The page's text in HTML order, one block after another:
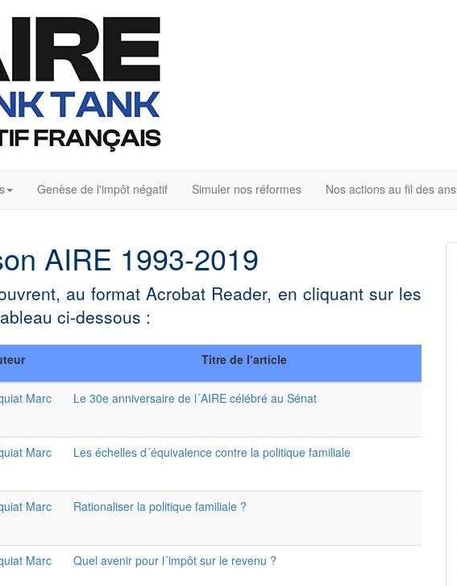
Genèse de l'impôt négatif Simuler nos réformes Nos actions au fil des ans
AIRE 1993-2019
au format Acrobat Reader, en cliquant sur les
ci-dessous :
Titre de l‘article
Marc Le 30e anniversaire de l´AIRE célébré au Sénat
Marc Les échelles d´équivalence contre la politique familiale
Marc Rationaliser la politique familiale ?
Marc Quel avenir pour l´impôt sur le revenu ?